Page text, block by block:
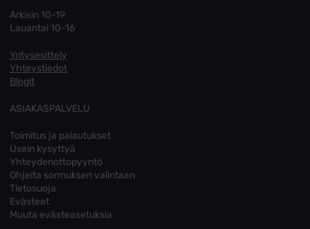
Arkisin 10-19
Lauantai 10-16
Yritysesittely
Yhteystiedot
Blogit
ASIAKASPALVELU
Toimitus ja palautukset
Usein kysyttyä
Yhteydenottopyyntö
Ohjeita sormuksen valintaan
Tietosuoja
Evästeet
Muuta evästeasetuksia